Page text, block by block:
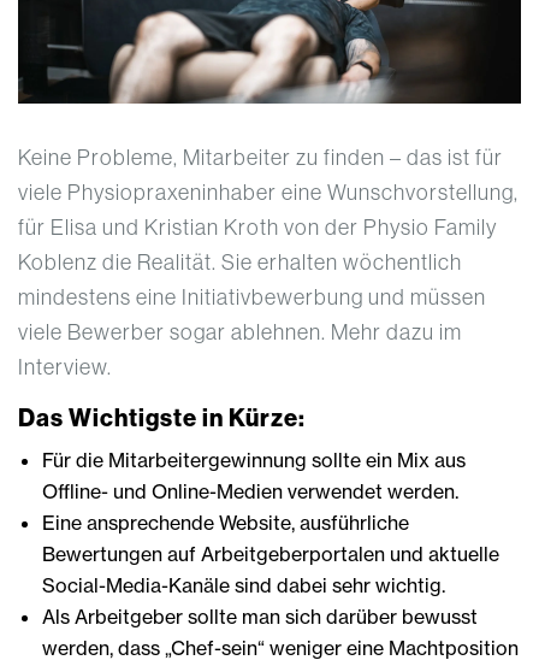
Keine Probleme, Mitarbeiter zu finden – das ist für
viele Physiopraxeninhaber eine Wunschvorstellung,
für Elisa und Kristian Kroth von der Physio Family
Koblenz die Realität. Sie erhalten wöchentlich
mindestens eine Initiativbewerbung und müssen
viele Bewerber sogar ablehnen. Mehr dazu im
Interview.
Das Wichtigste in Kürze:
Für die Mitarbeitergewinnung sollte ein Mix aus
Offline- und Online-Medien verwendet werden.
Eine ansprechende Website, ausführliche
Bewertungen auf Arbeitgeberportalen und aktuelle
Social-Media-Kanäle sind dabei sehr wichtig.
Als Arbeitgeber sollte man sich darüber bewusst
werden, dass „Chef-sein“ weniger eine Machtposition